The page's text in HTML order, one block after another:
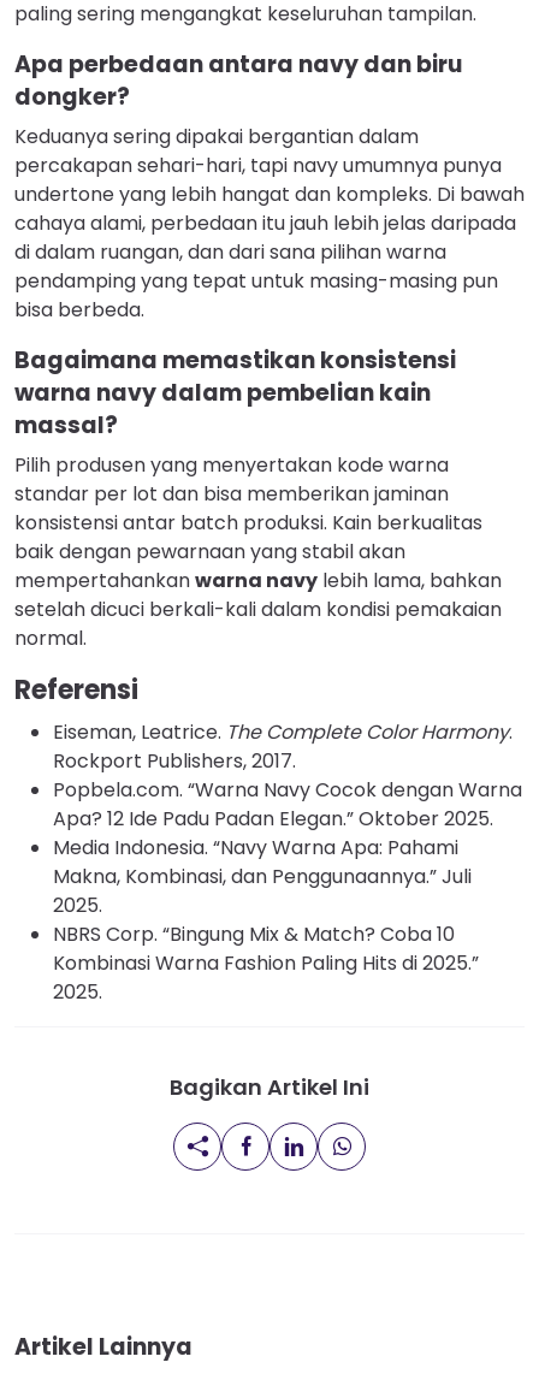
paling sering mengangkat keseluruhan tampilan.
Apa perbedaan antara navy dan biru
dongker?
Keduanya sering dipakai bergantian dalam
percakapan sehari-hari, tapi navy umumnya punya
undertone yang lebih hangat dan kompleks. Di bawah
cahaya alami, perbedaan itu jauh lebih jelas daripada
di dalam ruangan, dan dari sana pilihan warna
pendamping yang tepat untuk masing-masing pun
bisa berbeda.
Bagaimana memastikan konsistensi
warna navy dalam pembelian kain
massal?
Pilih produsen yang menyertakan kode warna
standar per lot dan bisa memberikan jaminan
konsistensi antar batch produksi. Kain berkualitas
baik dengan pewarnaan yang stabil akan
mempertahankanwarna navy lebih lama, bahkan
setelah dicuci berkali-kali dalam kondisi pemakaian
normal.
Referensi
Eiseman, Leatrice. The Complete Color Harmony.
Rockport Publishers, 2017.
Popbela.com. “Warna Navy Cocok dengan Warna
Apa? 12 Ide Padu Padan Elegan.” Oktober 2025.
Media Indonesia. “Navy Warna Apa: Pahami
Makna, Kombinasi, dan Penggunaannya.” Juli
2025.
NBRS Corp. “Bingung Mix & Match? Coba 10
Kombinasi Warna Fashion Paling Hits di 2025.”
2025.
Bagikan Artikel Ini
Artikel Lainnya